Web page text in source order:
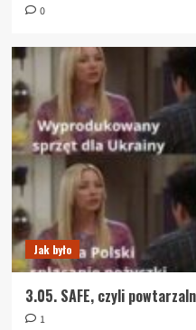
0
Jak było
3.05. SAFE, czyli
1